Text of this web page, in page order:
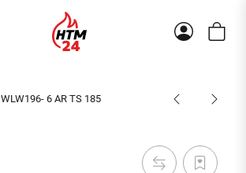
WLW196- 6 AR TS 185